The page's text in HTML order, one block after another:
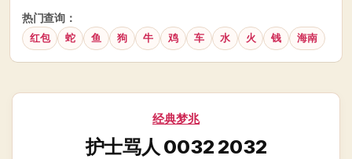
热门查询：
红包 蛇 鱼 狗 牛 鸡 车 水 火 钱 海南
分
经典梦兆
护士骂人 0032 2032